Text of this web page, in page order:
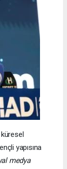
yapısına
medya